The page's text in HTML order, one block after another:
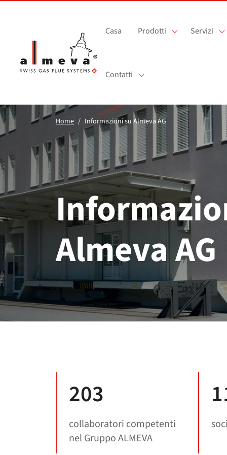
Casa Prodotti Servizi
Contatti
Home Informazioni su Almeva AG
Almeva AG
203
collaboratori competenti
nel Gruppo ALMEVA